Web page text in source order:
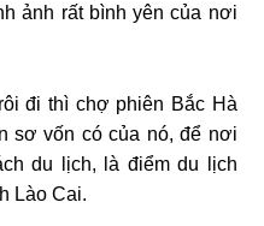
ảnh rất bình yên của nơi
đi thì chợ phiên Bắc Hà
sơ vốn có của nó, để nơi
du lịch, là điểm du lịch
Lào Cai.